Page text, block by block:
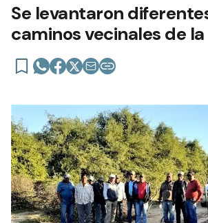
Se levantaron
caminos vecinales de